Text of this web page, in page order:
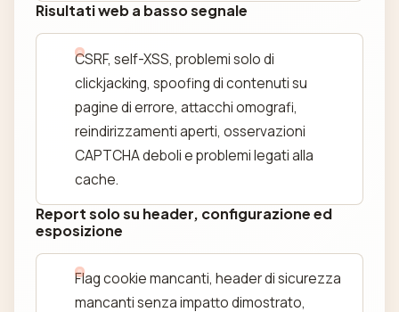
Risultati web a basso segnale
CSRF, self-XSS, problemi solo di
clickjacking, spoofing di contenuti su
pagine di errore, attacchi omografi,
reindirizzamenti aperti, osservazioni
CAPTCHA deboli e problemi legati alla
cache.
Report solo su header, configurazione ed
esposizione
Flag cookie mancanti, header di sicurezza
mancanti senza impatto dimostrato,